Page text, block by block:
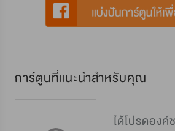
การ์ตูนที่แนะนำสำหรับคุณ